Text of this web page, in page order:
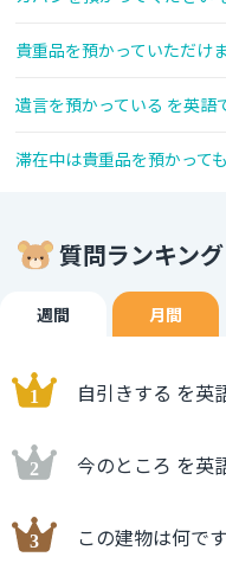
貴重品を預かっていただけ
遺言を預かっている を英語
滞在中は貴重品を預かって
質問ランキング
週間 月間
自引きする を英
今のところ を英
この建物は何で